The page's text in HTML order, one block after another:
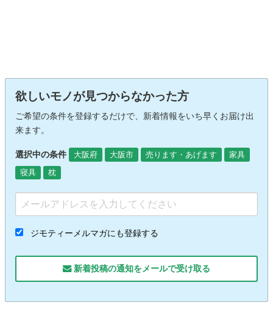
欲しいモノが見つからなかった方
ご希望の条件を登録するだけで、新着情報をいち早くお届け出
来ます。
選択中の条件 大阪府 大阪市 売ります・あげます
家具
寝具
枕
ジモティーメルマガにも登録する
新着投稿の通知をメールで受け取る